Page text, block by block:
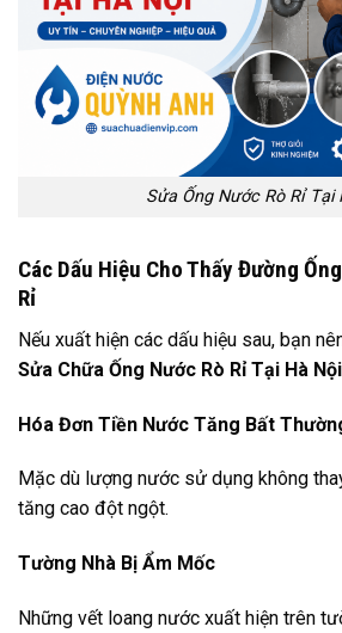
Sửa Ống Nước Rò Rỉ Tại
Các Dấu Hiệu Cho Thấy Đường
Rỉ
Nếu xuất hiện các dấu hiệu sau, bạn
Sửa Chữa Ống Nước Rò Rỉ Tại Hà Nội
Hóa Đơn Tiền Nước Tăng Bất
Mặc dù lượng nước sử dụng không
tăng cao đột ngột.
Tường Nhà Bị Ẩm Mốc
Những vết loang nước xuất hiện trên